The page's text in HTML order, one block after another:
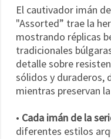
El cautivador imán
"Assorted” trae la
mostrando réplicas
tradicionales
detalle sobre
sólidos y duraderos,
mientras preservan
• Cada imán de la
diferentes estilos